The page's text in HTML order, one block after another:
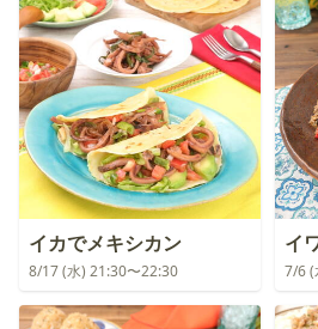
イカでメキシカン
8/17 (水) 21:30〜22:30
イ
7/6 (